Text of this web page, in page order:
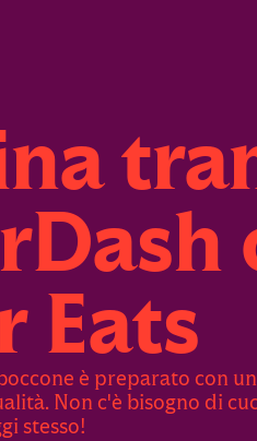
Eats
è preparato con
Non c'è bisogno di
stesso!